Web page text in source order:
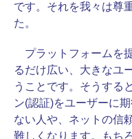
です。それを我々は尊
た。
プラットフォームを
るだけ広い、大きなユ
うことです。そうする
ン(認証)をユーザーに
ない人や、ネットの信
難しくなります。もち